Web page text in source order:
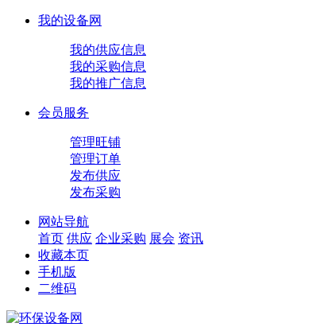
我的设备网
我的供应信息
我的采购信息
我的推广信息
会员服务
管理旺铺
管理订单
发布供应
发布采购
网站导航
首页 供应 企业采购 展会 资讯
收藏本页
手机版
二维码